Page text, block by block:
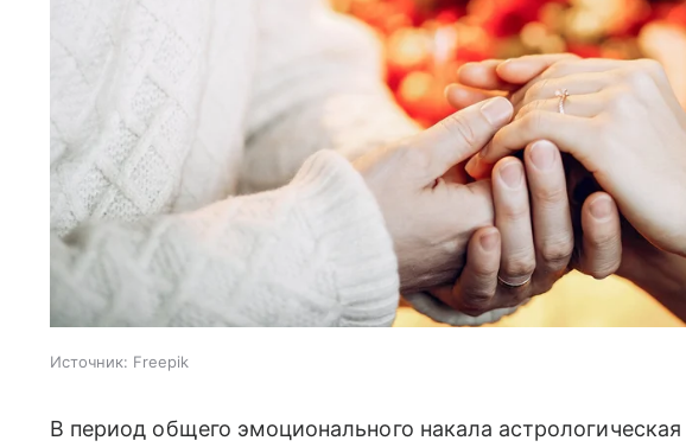
Источник: Freepik
В период общего эмоционального накала